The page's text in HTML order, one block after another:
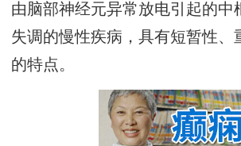
由脑部神经元异常放电引起的中
失调的慢性疾病，具有短暂性、
的特点。